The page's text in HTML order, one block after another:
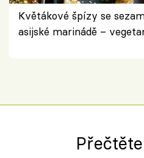
Květákové špízy se
asijské marinádě –